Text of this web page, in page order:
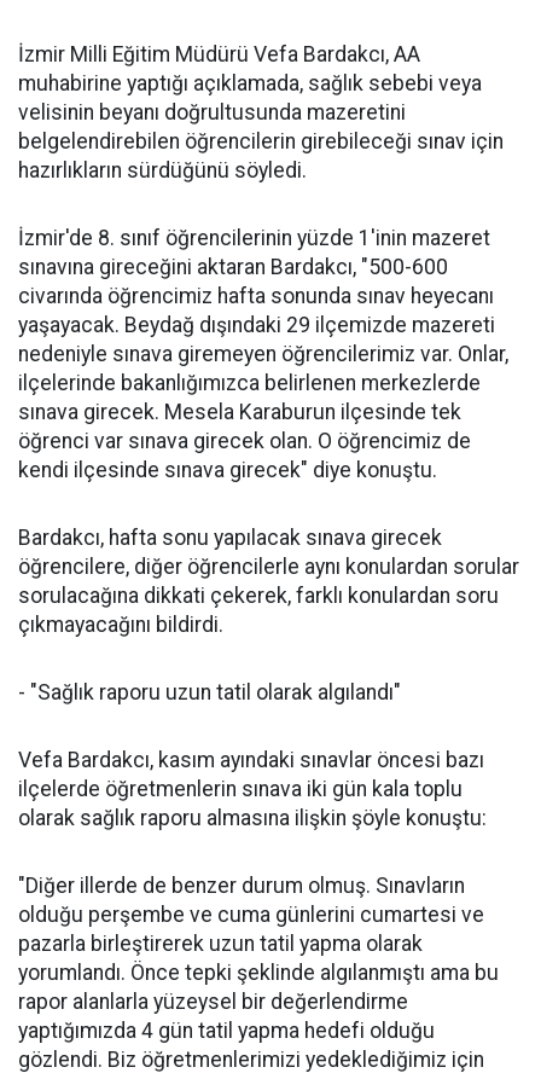
İzmir Milli Eğitim Müdürü Vefa Bardakcı, AA
muhabirine yaptığı açıklamada, sağlık sebebi veya
velisinin beyanı doğrultusunda mazeretini
belgelendirebilen öğrencilerin girebileceği sınav için
hazırlıkların sürdüğünü söyledi.
İzmir'de 8. sınıf öğrencilerinin yüzde 1'inin mazeret
sınavına gireceğini aktaran Bardakcı, "500-600
civarında öğrencimiz hafta sonunda sınav heyecanı
yaşayacak. Beydağ dışındaki 29 ilçemizde mazereti
nedeniyle sınava giremeyen öğrencilerimiz var. Onlar,
ilçelerinde bakanlığımızca belirlenen merkezlerde
sınava girecek. Mesela Karaburun ilçesinde tek
öğrenci var sınava girecek olan. O öğrencimiz de
kendi ilçesinde sınava girecek" diye konuştu.
Bardakcı, hafta sonu yapılacak sınava girecek
öğrencilere, diğer öğrencilerle aynı konulardan sorular
sorulacağına dikkati çekerek, farklı konulardan soru
çıkmayacağını bildirdi.
- "Sağlık raporu uzun tatil olarak algılandı"
Vefa Bardakcı, kasım ayındaki sınavlar öncesi bazı
ilçelerde öğretmenlerin sınava iki gün kala toplu
olarak sağlık raporu almasına ilişkin şöyle konuştu:
"Diğer illerde de benzer durum olmuş. Sınavların
olduğu perşembe ve cuma günlerini cumartesi ve
pazarla birleştirerek uzun tatil yapma olarak
yorumlandı. Önce tepki şeklinde algılanmıştı ama bu
rapor alanlarla yüzeysel bir değerlendirme
yaptığımızda 4 gün tatil yapma hedefi olduğu
gözlendi. Biz öğretmenlerimizi yedeklediğimiz için